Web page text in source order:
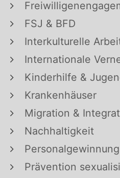
FSJ & BFD
Interkulturelle
Internationale
Kinderhilfe &
Krankenhäuser
Migration &
Nachhaltigkeit
Personalgewinnung
Prävention